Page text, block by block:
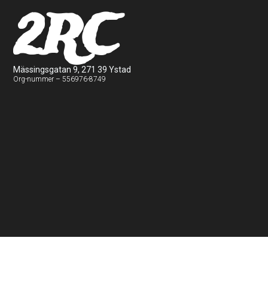
2RC
Mässingsgatan 9, 271 39 Ystad
Org-nummer – 556976-8749